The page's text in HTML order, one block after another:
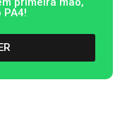
PA4!